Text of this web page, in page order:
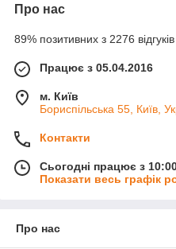
Про нас
89% позитивних з 2276 відгуків
Працює з 05.04.2016
м. Київ
Бориспільська 55, Київ,
Контакти
Сьогодні працює з
Показати весь графік
Про нас